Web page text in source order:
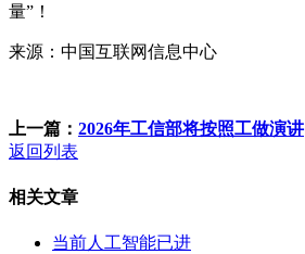
量”！
来源：中国互联网信息中心
上一篇： 2026年工信部将按照工做演讲
返回列表
相关文章
当前人工智能已进